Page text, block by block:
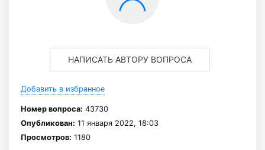
НАПИСАТЬ АВТОРУ ВОПРОСА
Добавить в избранное
Номер вопроса: 43730
Опубликован: 11 января 2022, 18:03
Просмотров: 1180